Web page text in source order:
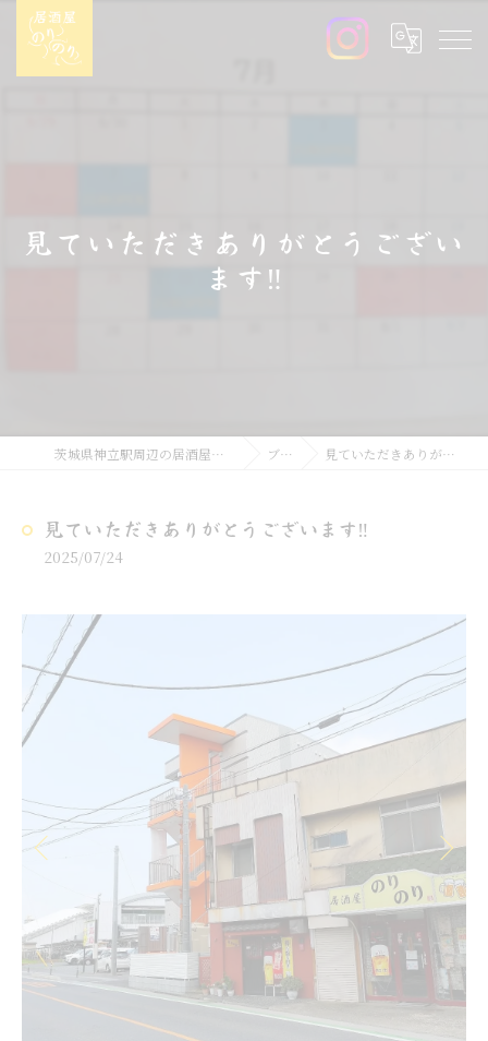
見ていただきありがとうござい
ます‼️
茨城県神立駅周辺の居酒屋なら居酒屋のりのり ブログ 見ていただきありがとうございます‼️
見ていただきありがとうございます‼️
2025/07/24